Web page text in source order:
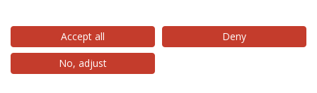
Portugal: an intermezzo between the state of
exception and constitutional normality
Catarina Santos Botelho(with Catarina Isabel Tomaz Santos
Accept all
Deny
No, adjust